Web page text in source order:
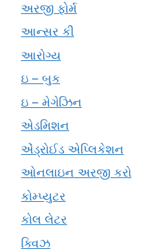
અરજી ફોર્મ
આન્સર કી
આરોગ્ય
ઇ – બુક
ઇ – મેગેઝિન
એડમિશન
એંડ્રોઈડ એપ્લિકેશન
ઓનલાઇન અરજી કરો
કોમ્પ્યુટર
કોલ લેટર
ક્વિઝ